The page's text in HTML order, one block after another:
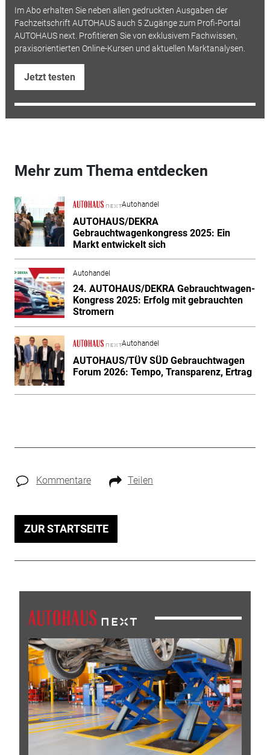
Im Abo erhalten Sie neben allen gedruckten Ausgaben der
Fachzeitschrift AUTOHAUS auch 5 Zugänge zum Profi-Portal
AUTOHAUS next. Profitieren Sie von exklusivem Fachwissen,
praxisorientierten Online-Kursen und aktuellen Marktanalysen.
Jetzt testen
Mehr zum Thema entdecken
Autohandel
AUTOHAUS/DEKRA
Gebrauchtwagenkongress 2025: Ein
Markt entwickelt sich
Autohandel
24. AUTOHAUS/DEKRA Gebrauchtwagen-
Kongress 2025: Erfolg mit gebrauchten
Stromern
Autohandel
AUTOHAUS/TÜV SÜD Gebrauchtwagen
Forum 2026: Tempo, Transparenz, Ertrag
Kommentare Teilen
ZUR STARTSEITE